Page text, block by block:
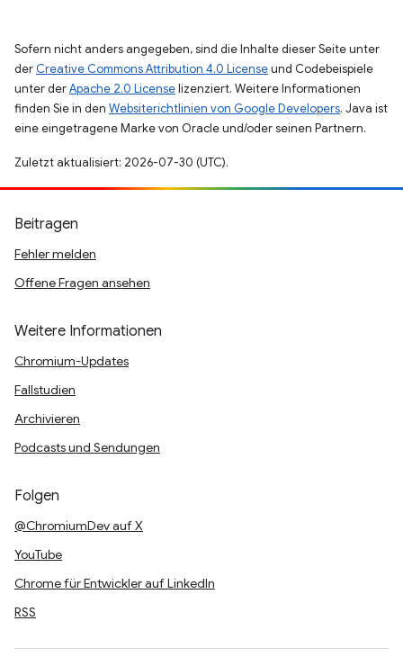
Sofern nicht anders angegeben, sind die Inhalte dieser Seite unter
der Creative Commons Attribution 4.0 Licenseund Codebeispiele
unter derApache 2.0 Licenselizenziert. Weitere Informationen
finden Sie in den Websiterichtlinien von Google Developers. Java ist
eine eingetragene Marke von Oracle und/oder seinen Partnern.
Zuletzt aktualisiert: 2026-07-30 (UTC).
Beitragen
Fehler melden
Offene Fragen ansehen
Weitere Informationen
Chromium-Updates
Fallstudien
Archivieren
Podcasts und Sendungen
Folgen
@ChromiumDev auf X
YouTube
Chrome für Entwickler auf LinkedIn
RSS